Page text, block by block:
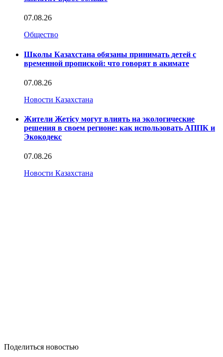
07.08.26
Общество
Школы Казахстана обязаны принимать детей с
временной пропиской: что говорят в акимате
07.08.26
Новости Казахстана
Жители Жетісу могут влиять на экологические
решения в своем регионе: как использовать АППК и
Экокодекс
07.08.26
Новости Казахстана
Поделиться новостью